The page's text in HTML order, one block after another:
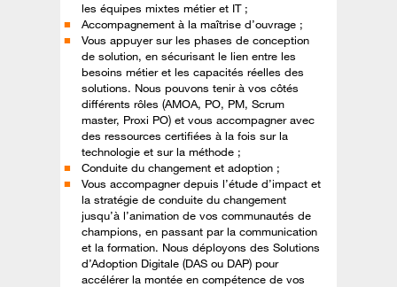
les équipes mixtes métier et IT ;
Accompagnement à la maîtrise d’ouvrage ;
Vous appuyer sur les phases de conception
de solution, en sécurisant le lien entre les
besoins métier et les capacités réelles des
solutions. Nous pouvons tenir à vos côtés
différents rôles (AMOA, PO, PM, Scrum
master, Proxi PO) et vous accompagner avec
des ressources certifiées à la fois sur la
technologie et sur la méthode ;
Conduite du changement et adoption ;
Vous accompagner depuis l’étude d’impact et
la stratégie de conduite du changement
jusqu’à l’animation de vos communautés de
champions, en passant par la communication
et la formation. Nous déployons des Solutions
d’Adoption Digitale (DAS ou DAP) pour
accélérer la montée en compétence de vos